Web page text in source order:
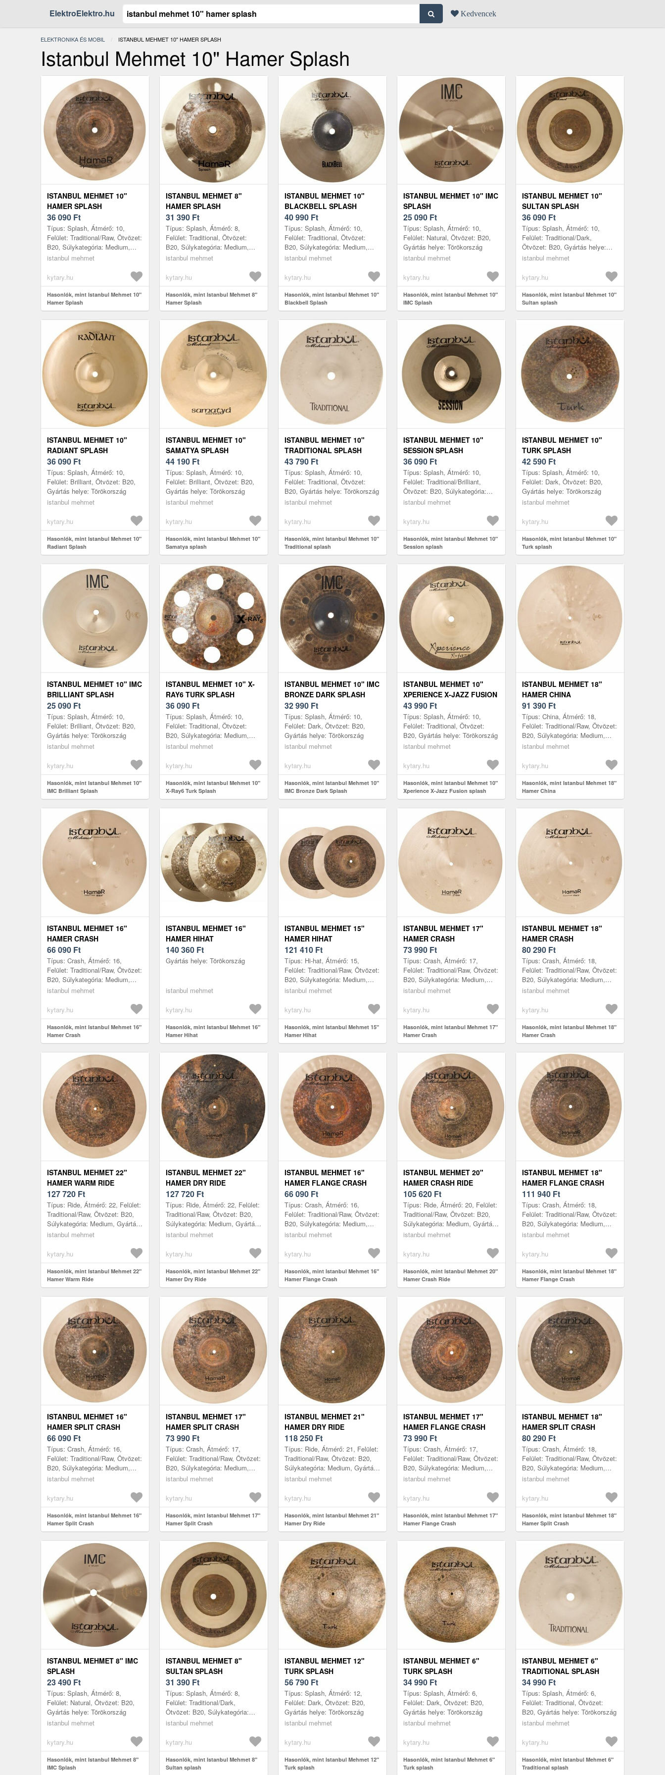
ElektroElektro.hu Kedvencek
ELEKTRONIKA ÉS MOBIL JELENLEGI:
ISTANBUL MEHMET 10" HAMER SPLASH
Istanbul Mehmet 10" Hamer Splash
ISTANBUL MEHMET 10"
HAMER SPLASH
36 090 Ft
Típus: Splash, Átmérő: 10,
Felület: Traditional/Raw, Ötvözet:
B20, Súlykategória: Medium,
Gyártás helye: Törökország
istanbul mehmet
kytary.hu
Hasonlók, mint Istanbul Mehmet 10"
Hamer Splash
ISTANBUL MEHMET 8"
HAMER SPLASH
31 390 Ft
Típus: Splash, Átmérő: 8,
Felület: Traditional, Ötvözet:
B20, Súlykategória: Medium,
Gyártás helye: Törökország
istanbul mehmet
kytary.hu
Hasonlók, mint Istanbul Mehmet 8"
Hamer Splash
ISTANBUL MEHMET 10"
BLACKBELL SPLASH
40 990 Ft
Típus: Splash, Átmérő: 10,
Felület: Traditional, Ötvözet:
B20, Súlykategória: Medium,
Gyártás helye: Törökország
istanbul mehmet
kytary.hu
Hasonlók, mint Istanbul Mehmet 10"
Blackbell Splash
ISTANBUL MEHMET 10" IMC
SPLASH
25 090 Ft
Típus: Splash, Átmérő: 10,
Felület: Natural, Ötvözet: B20,
Gyártás helye: Törökország
istanbul mehmet
kytary.hu
Hasonlók, mint Istanbul Mehmet 10"
IMC Splash
ISTANBUL MEHMET 10"
SULTAN SPLASH
36 090 Ft
Típus: Splash, Átmérő: 10,
Felület: Traditional/Dark,
Ötvözet: B20, Gyártás helye:
Törökország
istanbul mehmet
kytary.hu
Hasonlók, mint Istanbul Mehmet 10"
Sultan splash
ISTANBUL MEHMET 10"
RADIANT SPLASH
36 090 Ft
Típus: Splash, Átmérő: 10,
Felület: Brilliant, Ötvözet: B20,
Gyártás helye: Törökország
istanbul mehmet
kytary.hu
Hasonlók, mint Istanbul Mehmet 10"
Radiant Splash
ISTANBUL MEHMET 10"
SAMATYA SPLASH
44 190 Ft
Típus: Splash, Átmérő: 10,
Felület: Brilliant, Ötvözet: B20,
Gyártás helye: Törökország
istanbul mehmet
kytary.hu
Hasonlók, mint Istanbul Mehmet 10"
Samatya splash
ISTANBUL MEHMET 10"
TRADITIONAL SPLASH
43 790 Ft
Típus: Splash, Átmérő: 10,
Felület: Traditional, Ötvözet:
B20, Gyártás helye: Törökország
istanbul mehmet
kytary.hu
Hasonlók, mint Istanbul Mehmet 10"
Traditional splash
ISTANBUL MEHMET 10"
SESSION SPLASH
36 090 Ft
Típus: Splash, Átmérő: 10,
Felület: Traditional/Brilliant,
Ötvözet: B20, Súlykategória:
Thin, Gyártás helye: Törökország
istanbul mehmet
kytary.hu
Hasonlók, mint Istanbul Mehmet 10"
Session splash
ISTANBUL MEHMET 10"
TURK SPLASH
42 590 Ft
Típus: Splash, Átmérő: 10,
Felület: Dark, Ötvözet: B20,
Gyártás helye: Törökország
istanbul mehmet
kytary.hu
Hasonlók, mint Istanbul Mehmet 10"
Turk splash
ISTANBUL MEHMET 10" IMC
BRILLIANT SPLASH
25 090 Ft
Típus: Splash, Átmérő: 10,
Felület: Brilliant, Ötvözet: B20,
Gyártás helye: Törökország
istanbul mehmet
kytary.hu
Hasonlók, mint Istanbul Mehmet 10"
IMC Brilliant Splash
ISTANBUL MEHMET 10" X-
RAY6 TURK SPLASH
36 090 Ft
Típus: Splash, Átmérő: 10,
Felület: Traditional, Ötvözet:
B20, Súlykategória: Medium,
Gyártás helye: Törökország
istanbul mehmet
kytary.hu
Hasonlók, mint Istanbul Mehmet 10"
X-Ray6 Turk Splash
ISTANBUL MEHMET 10" IMC
BRONZE DARK SPLASH
32 990 Ft
Típus: Splash, Átmérő: 10,
Felület: Dark, Ötvözet: B20,
Gyártás helye: Törökország
istanbul mehmet
kytary.hu
Hasonlók, mint Istanbul Mehmet 10"
IMC Bronze Dark Splash
ISTANBUL MEHMET 10"
XPERIENCE X-JAZZ FUSION
SPLASH
43 990 Ft
Típus: Splash, Átmérő: 10,
Felület: Traditional, Ötvözet:
B20, Gyártás helye: Törökország
istanbul mehmet
kytary.hu
Hasonlók, mint Istanbul Mehmet 10"
Xperience X-Jazz Fusion splash
ISTANBUL MEHMET 18"
HAMER CHINA
91 390 Ft
Típus: China, Átmérő: 18,
Felület: Traditional/Raw, Ötvözet:
B20, Súlykategória: Medium,
Gyártás helye: Törökország
istanbul mehmet
kytary.hu
Hasonlók, mint Istanbul Mehmet 18"
Hamer China
ISTANBUL MEHMET 16"
HAMER CRASH
66 090 Ft
Típus: Crash, Átmérő: 16,
Felület: Traditional/Raw, Ötvözet:
B20, Súlykategória: Medium,
Gyártás helye: Törökország
istanbul mehmet
kytary.hu
Hasonlók, mint Istanbul Mehmet 16"
Hamer Crash
ISTANBUL MEHMET 16"
HAMER HIHAT
140 360 Ft
Gyártás helye: Törökország
istanbul mehmet
kytary.hu
Hasonlók, mint Istanbul Mehmet 16"
Hamer Hihat
ISTANBUL MEHMET 15"
HAMER HIHAT
121 410 Ft
Típus: Hi-hat, Átmérő: 15,
Felület: Traditional/Raw, Ötvözet:
B20, Súlykategória: Medium,
Gyártás helye: Törökország
istanbul mehmet
kytary.hu
Hasonlók, mint Istanbul Mehmet 15"
Hamer Hihat
ISTANBUL MEHMET 17"
HAMER CRASH
73 990 Ft
Típus: Crash, Átmérő: 17,
Felület: Traditional/Raw, Ötvözet:
B20, Súlykategória: Medium,
Gyártás helye: Törökország
istanbul mehmet
kytary.hu
Hasonlók, mint Istanbul Mehmet 17"
Hamer Crash
ISTANBUL MEHMET 18"
HAMER CRASH
80 290 Ft
Típus: Crash, Átmérő: 18,
Felület: Traditional/Raw, Ötvözet:
B20, Súlykategória: Medium,
Gyártás helye: Törökország
istanbul mehmet
kytary.hu
Hasonlók, mint Istanbul Mehmet 18"
Hamer Crash
ISTANBUL MEHMET 22"
HAMER WARM RIDE
127 720 Ft
Típus: Ride, Átmérő: 22, Felület:
Traditional/Raw, Ötvözet: B20,
Súlykategória: Medium, Gyártás
helye: Törökország
istanbul mehmet
kytary.hu
Hasonlók, mint Istanbul Mehmet 22"
Hamer Warm Ride
ISTANBUL MEHMET 22"
HAMER DRY RIDE
127 720 Ft
Típus: Ride, Átmérő: 22, Felület:
Traditional/Raw, Ötvözet: B20,
Súlykategória: Medium, Gyártás
helye: Törökország
istanbul mehmet
kytary.hu
Hasonlók, mint Istanbul Mehmet 22"
Hamer Dry Ride
ISTANBUL MEHMET 16"
HAMER FLANGE CRASH
66 090 Ft
Típus: Crash, Átmérő: 16,
Felület: Traditional/Raw, Ötvözet:
B20, Súlykategória: Medium,
Gyártás helye: Törökország
istanbul mehmet
kytary.hu
Hasonlók, mint Istanbul Mehmet 16"
Hamer Flange Crash
ISTANBUL MEHMET 20"
HAMER CRASH RIDE
105 620 Ft
Típus: Ride, Átmérő: 20, Felület:
Traditional/Raw, Ötvözet: B20,
Súlykategória: Medium, Gyártás
helye: Törökország
istanbul mehmet
kytary.hu
Hasonlók, mint Istanbul Mehmet 20"
Hamer Crash Ride
ISTANBUL MEHMET 18"
HAMER FLANGE CRASH
111 940 Ft
Típus: Crash, Átmérő: 18,
Felület: Traditional/Raw, Ötvözet:
B20, Súlykategória: Medium,
Gyártás helye: Törökország
istanbul mehmet
kytary.hu
Hasonlók, mint Istanbul Mehmet 18"
Hamer Flange Crash
ISTANBUL MEHMET 16"
HAMER SPLIT CRASH
66 090 Ft
Típus: Crash, Átmérő: 16,
Felület: Traditional/Raw, Ötvözet:
B20, Súlykategória: Medium,
Gyártás helye: Törökország
istanbul mehmet
kytary.hu
Hasonlók, mint Istanbul Mehmet 16"
Hamer Split Crash
ISTANBUL MEHMET 17"
HAMER SPLIT CRASH
73 990 Ft
Típus: Crash, Átmérő: 17,
Felület: Traditional/Raw, Ötvözet:
B20, Súlykategória: Medium,
Gyártás helye: Törökország
istanbul mehmet
kytary.hu
Hasonlók, mint Istanbul Mehmet 17"
Hamer Split Crash
ISTANBUL MEHMET 21"
HAMER DRY RIDE
118 250 Ft
Típus: Ride, Átmérő: 21, Felület:
Traditional/Raw, Ötvözet: B20,
Súlykategória: Medium, Gyártás
helye: Törökország
istanbul mehmet
kytary.hu
Hasonlók, mint Istanbul Mehmet 21"
Hamer Dry Ride
ISTANBUL MEHMET 17"
HAMER FLANGE CRASH
73 990 Ft
Típus: Crash, Átmérő: 17,
Felület: Traditional/Raw, Ötvözet:
B20, Súlykategória: Medium,
Gyártás helye: Törökország
istanbul mehmet
kytary.hu
Hasonlók, mint Istanbul Mehmet 17"
Hamer Flange Crash
ISTANBUL MEHMET 18"
HAMER SPLIT CRASH
80 290 Ft
Típus: Crash, Átmérő: 18,
Felület: Traditional/Raw, Ötvözet:
B20, Súlykategória: Medium,
Gyártás helye: Törökország
istanbul mehmet
kytary.hu
Hasonlók, mint Istanbul Mehmet 18"
Hamer Split Crash
ISTANBUL MEHMET 8" IMC
SPLASH
23 490 Ft
Típus: Splash, Átmérő: 8,
Felület: Natural, Ötvözet: B20,
Gyártás helye: Törökország
istanbul mehmet
kytary.hu
Hasonlók, mint Istanbul Mehmet 8"
IMC Splash
ISTANBUL MEHMET 8"
SULTAN SPLASH
31 390 Ft
Típus: Splash, Átmérő: 8,
Felület: Traditional/Dark,
Ötvözet: B20, Súlykategória:
Thin, Gyártás helye: Törökország
istanbul mehmet
kytary.hu
Hasonlók, mint Istanbul Mehmet 8"
Sultan splash
ISTANBUL MEHMET 12"
TURK SPLASH
56 790 Ft
Típus: Splash, Átmérő: 12,
Felület: Dark, Ötvözet: B20,
Gyártás helye: Törökország
istanbul mehmet
kytary.hu
Hasonlók, mint Istanbul Mehmet 12"
Turk splash
ISTANBUL MEHMET 6"
TURK SPLASH
34 990 Ft
Típus: Splash, Átmérő: 6,
Felület: Dark, Ötvözet: B20,
Gyártás helye: Törökország
istanbul mehmet
kytary.hu
Hasonlók, mint Istanbul Mehmet 6"
Turk splash
ISTANBUL MEHMET 6"
TRADITIONAL SPLASH
34 990 Ft
Típus: Splash, Átmérő: 6,
Felület: Traditional, Ötvözet:
B20, Gyártás helye: Törökország
istanbul mehmet
kytary.hu
Hasonlók, mint Istanbul Mehmet 6"
Traditional splash